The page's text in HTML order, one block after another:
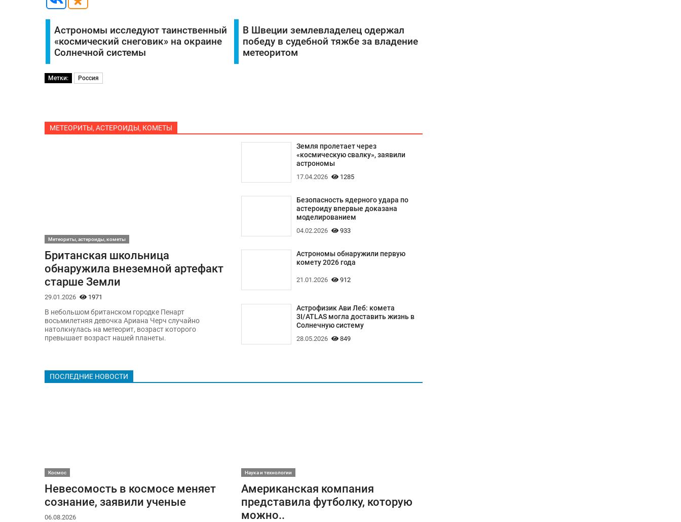
Астрономы исследуют таинственный
«космический снеговик» на окраине
Солнечной системы
В Швеции землевладелец одержал
победу в судебной тяжбе за владение
метеоритом
Метки: Россия
МЕТЕОРИТЫ, АСТЕРОИДЫ, КОМЕТЫ
Метеориты, астероиды, кометы
Британская школьница
обнаружила внеземной артефакт
старше Земли
29.01.2026 1971
В небольшом британском городке Пенарт
восьмилетняя девочка Ариана Черч случайно
натолкнулась на метеорит, возраст которого
превышает возраст нашей планеты.
Земля пролетает через
«космическую свалку», заявили
астрономы
17.04.2026 1285
Безопасность ядерного удара по
астероиду впервые доказана
моделированием
04.02.2026 933
Астрономы обнаружили первую
комету 2026 года
21.01.2026 912
Астрофизик Ави Леб: комета
3I/ATLAS могла доставить жизнь в
Солнечную систему
28.05.2026 849
ПОСЛЕДНИЕ НОВОСТИ
Космос
Невесомость в космосе меняет
сознание, заявили ученые
06.08.2026
Наука и технологии
Американская компания
представила футболку, которую
можно..